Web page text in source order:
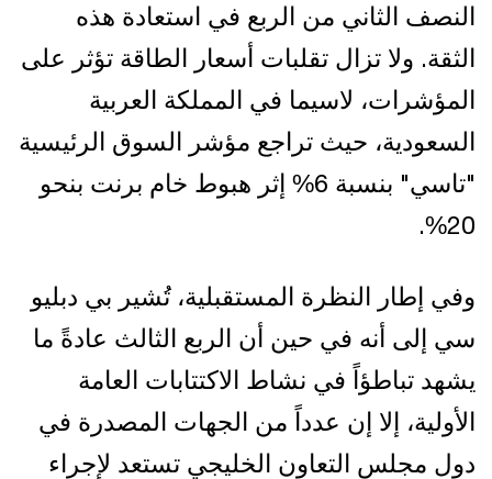
النصف الثاني من الربع في استعادة هذه
الثقة. ولا تزال تقلبات أسعار الطاقة تؤثر على
المؤشرات، لاسيما في المملكة العربية
السعودية، حيث تراجع مؤشر السوق الرئيسية
"تاسي" بنسبة 6% إثر هبوط خام برنت بنحو
20%.
وفي إطار النظرة المستقبلية، تُشير بي دبليو
سي إلى أنه في حين أن الربع الثالث عادةً ما
يشهد تباطؤاً في نشاط الاكتتابات العامة
الأولية، إلا إن عدداً من الجهات المصدرة في
دول مجلس التعاون الخليجي تستعد لإجراء